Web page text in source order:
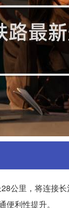
公里，将连接
利性提升。